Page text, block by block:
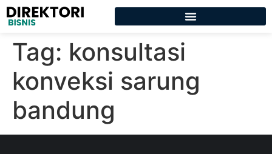
Tag: konsultasi
konveksi sarung
bandung